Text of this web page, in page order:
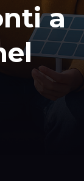
a